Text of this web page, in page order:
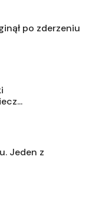
po zderzeniu
Jeden z